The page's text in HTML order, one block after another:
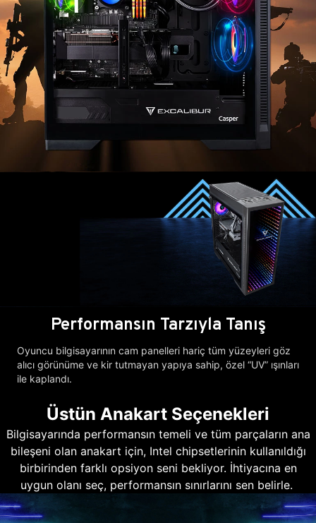
Performansın Tarzıyla Tanış
Oyuncu bilgisayarının cam panelleri hariç tüm yüzeyleri göz
alıcı görünüme ve kir tutmayan yapıya sahip, özel “UV” ışınları
ile kaplandı.
Üstün Anakart Seçenekleri
Bilgisayarında performansın temeli ve tüm parçaların ana
bileşeni olan anakart için, Intel chipsetlerinin kullanıldığı
birbirinden farklı opsiyon seni bekliyor. İhtiyacına en
uygun olanı seç, performansın sınırlarını sen belirle.